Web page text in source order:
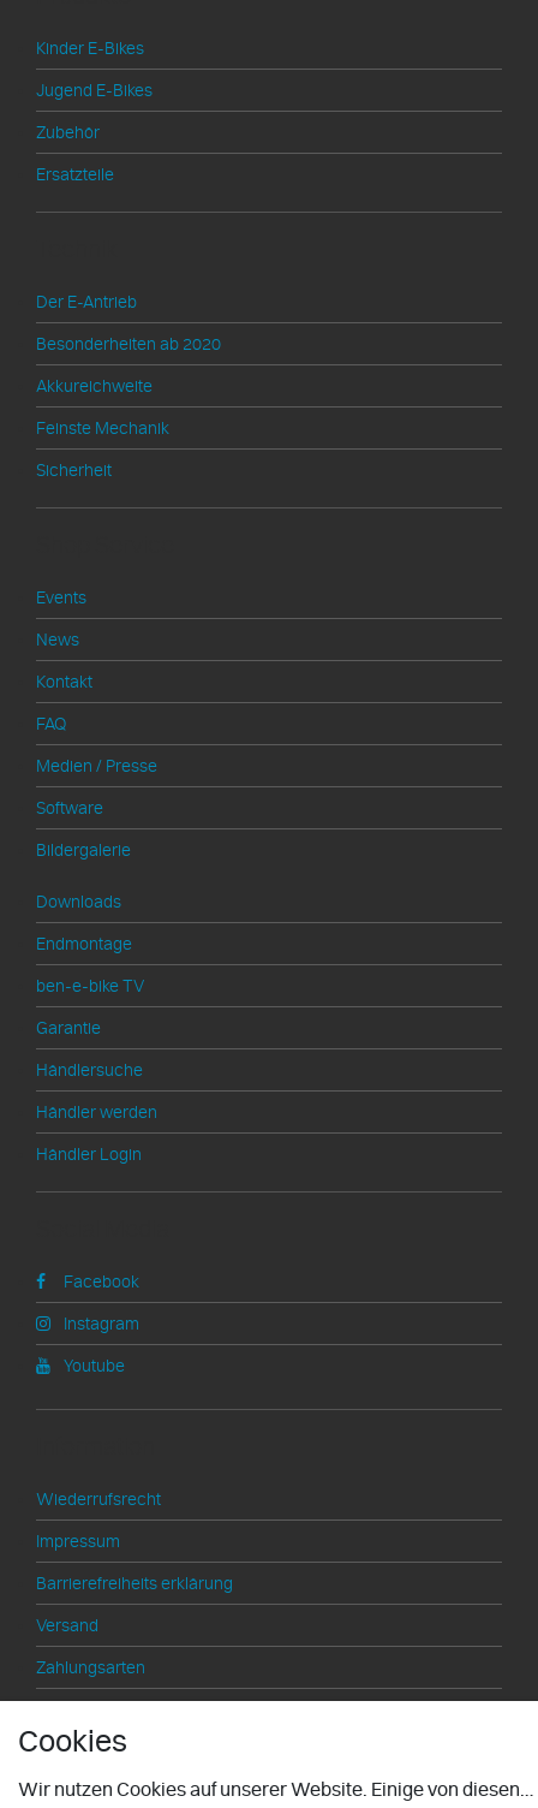
Kinder E-Bikes
Jugend E-Bikes
Zubehör
Ersatzteile
Der E-Antrieb
Besonderheiten ab 2020
Akkureichweite
Feinste Mechanik
Sicherheit
Events
News
Kontakt
FAQ
Medien / Presse
Software
Bildergalerie
Downloads
Endmontage
ben-e-bike TV
Garantie
Händlersuche
Händler werden
Händler Login
Facebook
Instagram
Youtube
Wiederrufsrecht
Impressum
Barrierefreiheits­ erklärung
Versand
Zahlungsarten
Datenschutzerklärung
Hinweis zu Altbatterien
Cookies
Wir nutzen Cookies auf unserer Website. Einige von diesen